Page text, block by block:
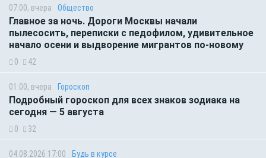
07:00, вчера Общество
Главное за ночь. Дороги Москвы начали
пылесосить, переписки с педофилом, удивительное
начало осени и выдворение мигрантов по-новому
0 42
01:00, вчера Гороскоп
Подробный гороскоп для всех знаков зодиака на
сегодня — 5 августа
0 32
04.08.2026 17:00 Будь в курсе